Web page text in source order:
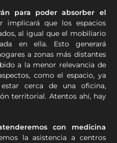
para poder absorber el
implicará que los espacios
al igual que el mobiliario
en ella. Esto generará
a zonas más distantes
a la menor relevancia de
como el espacio, ya
cerca de una oficina,
territorial. Atentos ahí, hay
con medicina
la asistencia a centros